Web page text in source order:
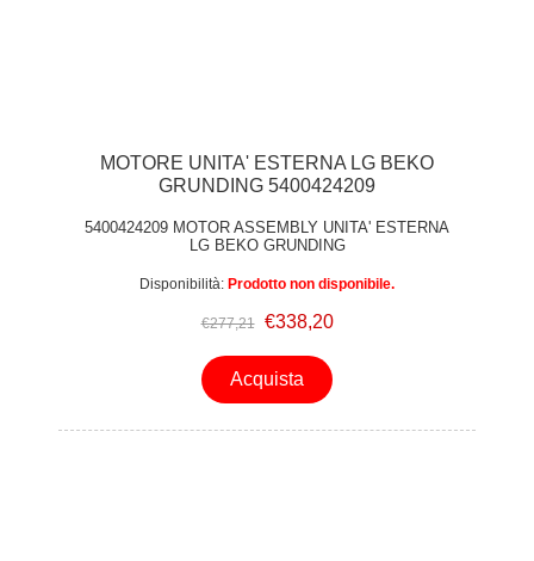
MOTORE UNITA' ESTERNA LG BEKO
GRUNDING 5400424209
5400424209 MOTOR ASSEMBLY UNITA' ESTERNA
LG BEKO GRUNDING
Disponibilità: Prodotto non disponibile.
€277,21 €338,20
Acquista